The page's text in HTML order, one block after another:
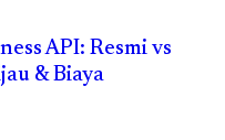
API: Resmi vs
& Biaya